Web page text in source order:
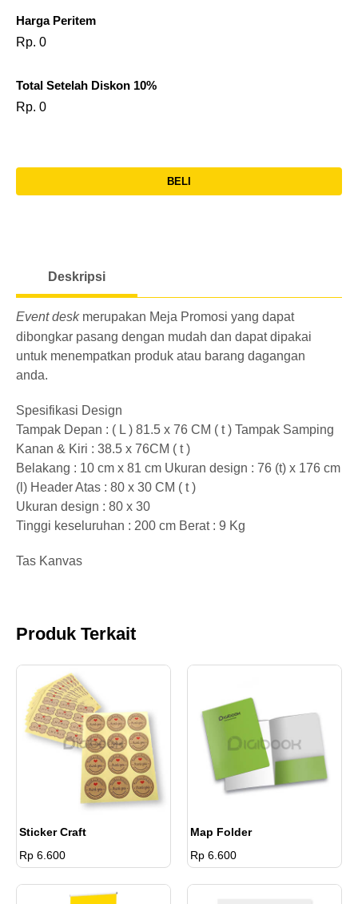
Harga Peritem
Rp. 0
Total Setelah Diskon 10%
Rp. 0
BELI
i
n
g
Deskripsi
Event deskmerupakan Meja Promosi yang dapat
dibongkar pasang dengan mudah dan dapat dipakai
untuk menempatkan produk atau barang dagangan
anda.
Spesifikasi Design
Tampak Depan : ( L ) 81.5 x 76 CM ( t ) Tampak Samping
Kanan & Kiri : 38.5 x 76CM ( t )
Belakang : 10 cm x 81 cm Ukuran design : 76 (t) x 176 cm
(l) Header Atas : 80 x 30 CM ( t )
Ukuran design : 80 x 30
Tinggi keseluruhan : 200 cm Berat : 9 Kg
Tas Kanvas
Produk Terkait
Sticker Craft
Rp 6.600
Map Folder
Rp 6.600